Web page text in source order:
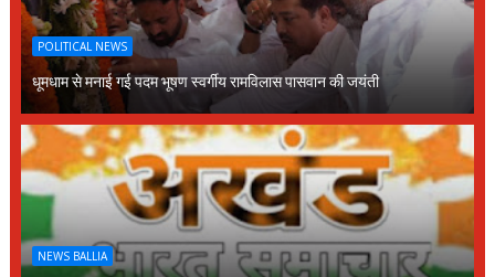
POLITICAL NEWS
धूमधाम से मनाई गई पदम भूषण स्वर्गीय रामविलास पासवान की जयंती
NEWS BALLIA